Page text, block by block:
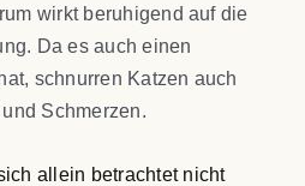
wirkt beruhigend auf die
Da es auch einen
schnurren Katzen auch
Schmerzen.
allein betrachtet nicht